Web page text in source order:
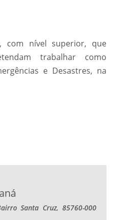
com nível superior, que
trabalhar como
e Desastres, na
Santa Cruz, 85760-000